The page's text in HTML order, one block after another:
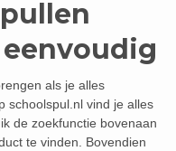
als je alles
schoolspul.nl vind je alles
de zoekfunctie bovenaan
te vinden. Bovendien